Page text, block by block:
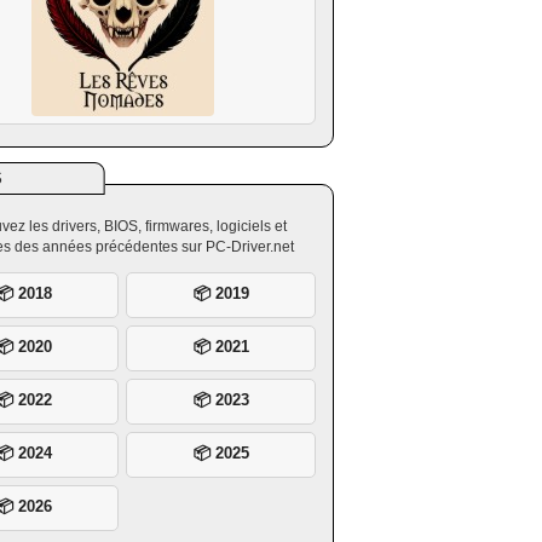
les drivers, BIOS, firmwares, logiciels et
des années précédentes sur PC-Driver.net
2018 📦 2019
2020 📦 2021
2022 📦 2023
2024 📦 2025
2026